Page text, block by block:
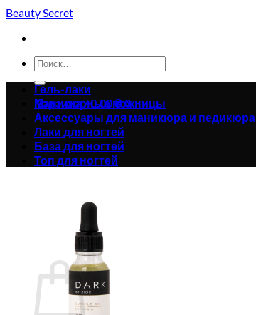
Skip
content
Beauty Secret
Искать:
Корзина /0.00₴0
Вернуться в магазин
Корзина
Гель-лаки
Маникюрные ножницы
Аксессуары для маникюра и педикюра
Лаки для ногтей
База для ногтей
Топ для ногтей